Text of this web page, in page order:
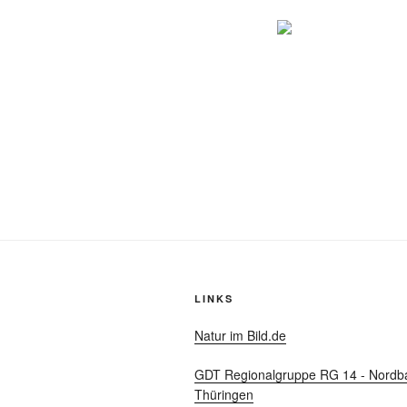
LINKS
Natur im Bild.de
GDT Regionalgruppe RG 14 -
Thüringen